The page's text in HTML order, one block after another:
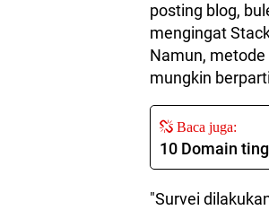
posting blog,
mengingat
Namun,
mungkin
Baca juga:
10 Domain
"Survei